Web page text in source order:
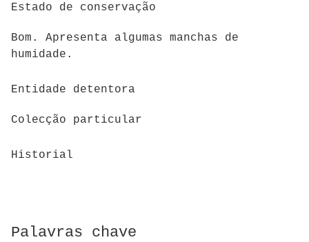
Estado de conservação
Bom. Apresenta algumas manchas de
humidade.
Entidade detentora
Colecção particular
Historial
Palavras chave